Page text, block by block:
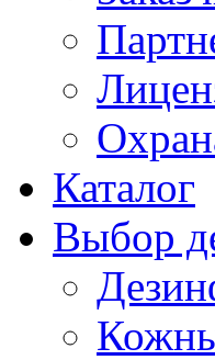
Каталог
Выбор